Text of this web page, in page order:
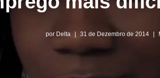
por Delta 31 de Dezembro de 2014